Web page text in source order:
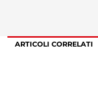
ARTICOLI CORRELATI